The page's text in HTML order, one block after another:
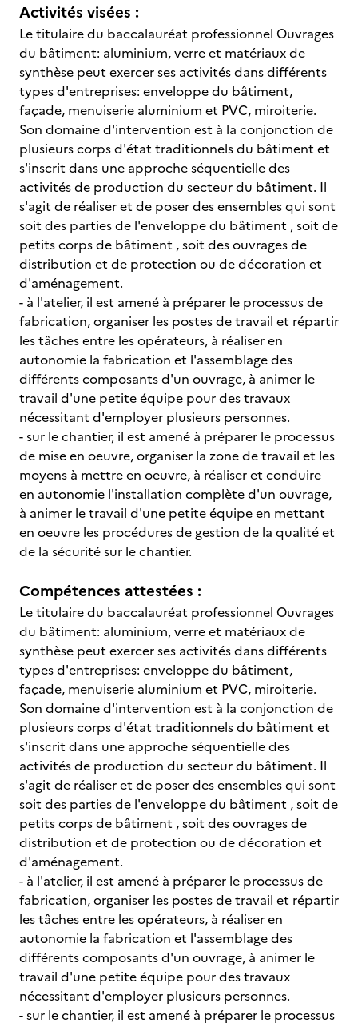
Activités visées :
Le titulaire du baccalauréat professionnel Ouvrages
du bâtiment: aluminium, verre et matériaux de
synthèse peut exercer ses activités dans différents
types d'entreprises: enveloppe du bâtiment,
façade, menuiserie aluminium et PVC, miroiterie.
Son domaine d'intervention est à la conjonction de
plusieurs corps d'état traditionnels du bâtiment et
s'inscrit dans une approche séquentielle des
activités de production du secteur du bâtiment. Il
s'agit de réaliser et de poser des ensembles qui sont
soit des parties de l'enveloppe du bâtiment , soit de
petits corps de bâtiment , soit des ouvrages de
distribution et de protection ou de décoration et
d'aménagement.
- à l'atelier, il est amené à préparer le processus de
fabrication, organiser les postes de travail et répartir
les tâches entre les opérateurs, à réaliser en
autonomie la fabrication et l'assemblage des
différents composants d'un ouvrage, à animer le
travail d'une petite équipe pour des travaux
nécessitant d'employer plusieurs personnes.
- sur le chantier, il est amené à préparer le processus
de mise en oeuvre, organiser la zone de travail et les
moyens à mettre en oeuvre, à réaliser et conduire
en autonomie l'installation complète d'un ouvrage,
à animer le travail d'une petite équipe en mettant
en oeuvre les procédures de gestion de la qualité et
de la sécurité sur le chantier.
Compétences attestées :
Le titulaire du baccalauréat professionnel Ouvrages
du bâtiment: aluminium, verre et matériaux de
synthèse peut exercer ses activités dans différents
types d'entreprises: enveloppe du bâtiment,
façade, menuiserie aluminium et PVC, miroiterie.
Son domaine d'intervention est à la conjonction de
plusieurs corps d'état traditionnels du bâtiment et
s'inscrit dans une approche séquentielle des
activités de production du secteur du bâtiment. Il
s'agit de réaliser et de poser des ensembles qui sont
soit des parties de l'enveloppe du bâtiment , soit de
petits corps de bâtiment , soit des ouvrages de
distribution et de protection ou de décoration et
d'aménagement.
- à l'atelier, il est amené à préparer le processus de
fabrication, organiser les postes de travail et répartir
les tâches entre les opérateurs, à réaliser en
autonomie la fabrication et l'assemblage des
différents composants d'un ouvrage, à animer le
travail d'une petite équipe pour des travaux
nécessitant d'employer plusieurs personnes.
- sur le chantier, il est amené à préparer le processus